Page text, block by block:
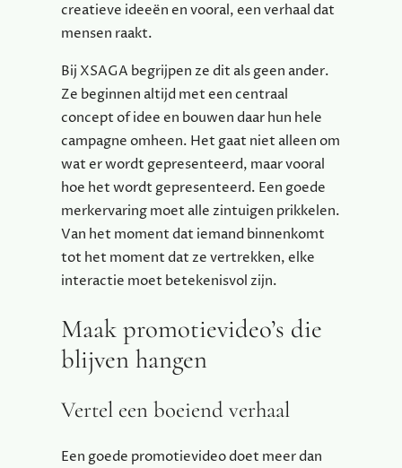
creatieve ideeën en vooral, een verhaal dat
mensen raakt.
Bij XSAGA begrijpen ze dit als geen ander.
Ze beginnen altijd met een centraal
concept of idee en bouwen daar hun hele
campagne omheen. Het gaat niet alleen om
wat er wordt gepresenteerd, maar vooral
hoe het wordt gepresenteerd. Een goede
merkervaring moet alle zintuigen prikkelen.
Van het moment dat iemand binnenkomt
tot het moment dat ze vertrekken, elke
interactie moet betekenisvol zijn.
Maak promotievideo’s die
blijven hangen
Vertel een boeiend verhaal
Een goede promotievideo doet meer dan